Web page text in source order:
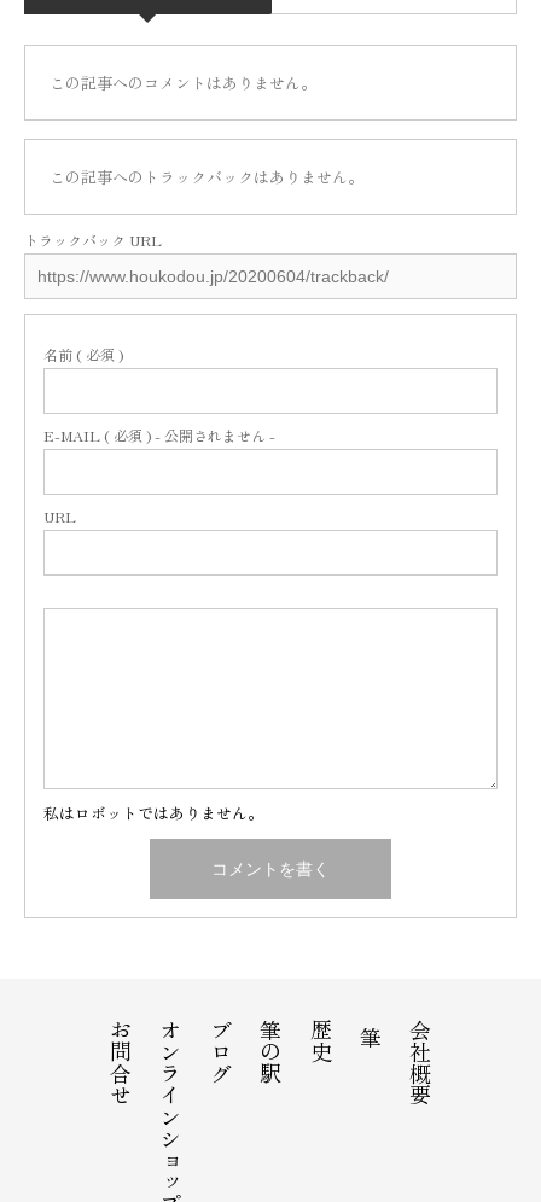
この記事へのコメントはありません。
この記事へのトラックバックはありません。
トラックバック URL
名前 ( 必須 )
E-MAIL ( 必須 ) - 公開されません -
URL
私はロボットではありません。
会社概要
筆
歴史
筆の駅
ブログ
オンラインショップ
お問合せ